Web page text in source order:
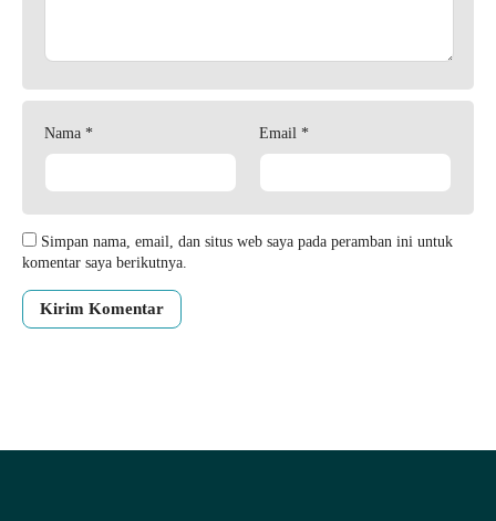
Nama * Email *
Simpan nama, email, dan situs web saya pada peramban ini untuk
komentar saya berikutnya.